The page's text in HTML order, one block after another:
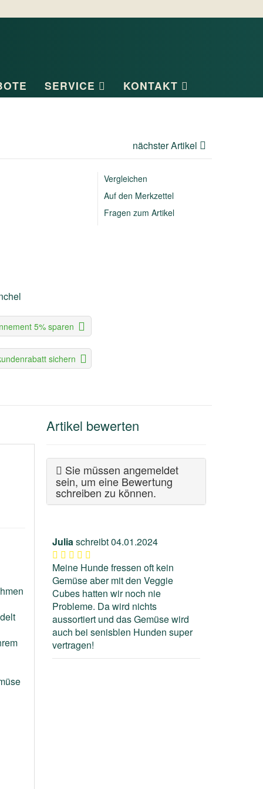
SERVICE KONTAKT
nächster Artikel
5% sparen
sichern
Vergleichen
Auf den Merkzettel
Fragen zum Artikel
Artikel bewerten
Sie müssen angemeldet
sein, um eine Bewertung
schreiben zu können.
Juliaschreibt04.01.2024
Meine Hunde fressen oft kein
Gemüse aber mit den Veggie
Cubes hatten wir noch nie
Probleme. Da wird nichts
aussortiert und das Gemüse wird
auch bei senisblen Hunden super
vertragen!